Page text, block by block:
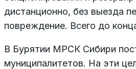
дистанционно, без выезда
повреждение. Всего до
В Бурятии МРСК Сибири
муниципалитетов. На эти